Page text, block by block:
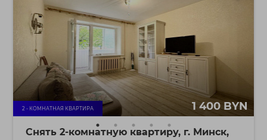
2 - КОМНАТНАЯ КВАРТИРА 1 400 BYN
Снять 2-комнатную квартиру, г. Минск,